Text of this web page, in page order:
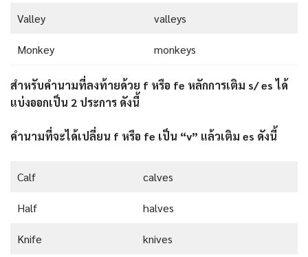
Valley valleys
Monkey monkeys
สำหรับคำนามที่ลงท้ายด้วย f หรือ fe หลักการเติม s/ es ได้
แบ่งออกเป็น 2 ประการ ดังนี้
คำนามที่จะได้เปลี่ยน f หรือ fe เป็น “v” แล้วเติม es ดังนี้
Calf calves
Half halves
Knife knives